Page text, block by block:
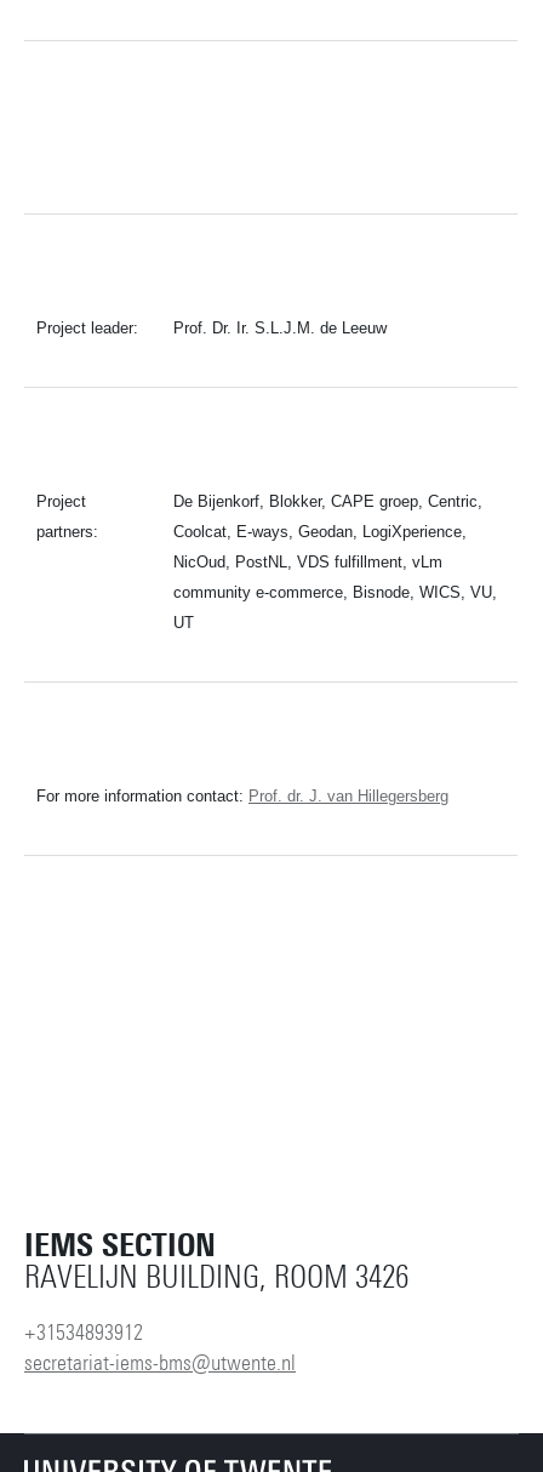
Project leader: Prof. Dr. Ir. S.L.J.M. de Leeuw
Project
partners:
De Bijenkorf, Blokker, CAPE groep, Centric,
Coolcat, E-ways, Geodan, LogiXperience,
NicOud, PostNL, VDS fulfillment, vLm
community e-commerce, Bisnode, WICS, VU,
UT
For more information contact: Prof. dr. J. van Hillegersberg
IEMS SECTION
RAVELIJN BUILDING, ROOM 3426
+31534893912
secretariat-iems-bms@utwente.nl